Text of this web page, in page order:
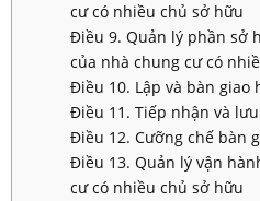
cư có nhiều chủ sở hữu
Điều 9. Quản lý phần sở
của nhà chung cư có
Điều 10. Lập và bàn giao
Điều 11. Tiếp nhận và
Điều 12. Cưỡng chế bàn
Điều 13. Quản lý vận
cư có nhiều chủ sở hữu